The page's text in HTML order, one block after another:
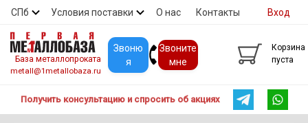
СПб Условия поставки О нас Контакты
Скидки Прайс Покупателям
Вход
База металлопроката
metall@1metallobaza.ru
Звоню
я
Звоните
мне
Корзина
пуста
Получить консультацию и спросить об акциях